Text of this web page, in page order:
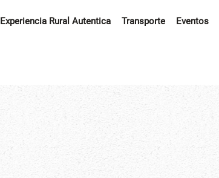
Experiencia Rural Autentica Transporte Eventos